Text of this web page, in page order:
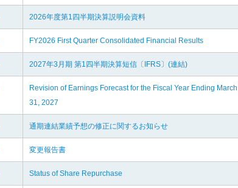
2026年度第1四半期決算説明会資料
FY2026 First Quarter Consolidated Financial Results
2027年3月期 第1四半期決算短信〔IFRS〕(連結)
Revision of Earnings Forecast for the Fiscal Year Ending March
31, 2027
通期連結業績予想の修正に関するお知らせ
変更報告書
Status of Share Repurchase